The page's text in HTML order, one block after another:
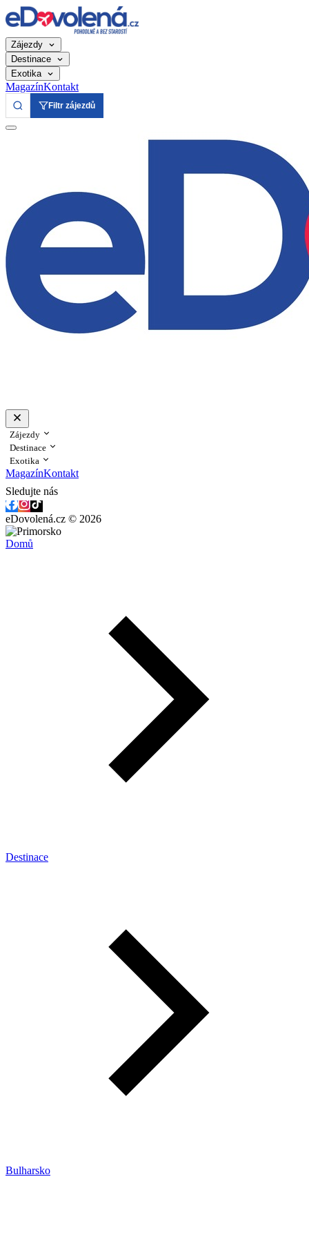
Zájezdy
Destinace
Exotika
MagazínKontakt
Filtr zájezdů
Zájezdy
Destinace
Exotika
MagazínKontakt
Sledujte nás
eDovolená.cz © 2026
Domů
Destinace
Bulharsko